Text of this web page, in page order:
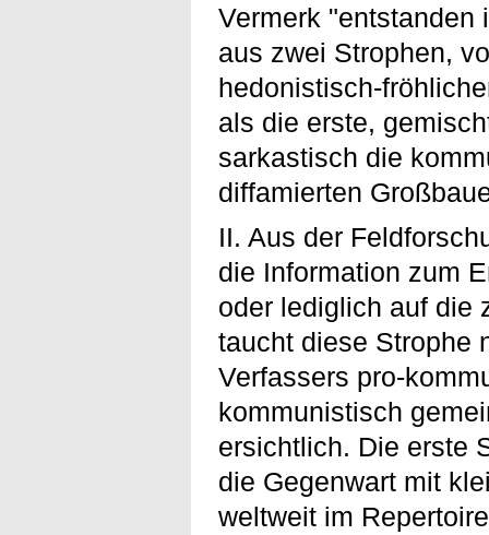
Vermerk "entstanden
aus zwei Strophen,
hedonistisch-
als die erste,
sarkastisch die
diffamierten
II. Aus der
die Information zum
oder lediglich auf die
taucht diese Strophe
Verfassers pro-
kommunistisch
ersichtlich. Die erste
die Gegenwart mit
weltweit im